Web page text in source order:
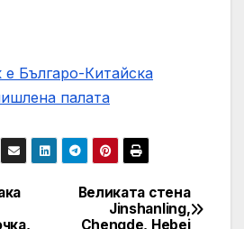
Българо-Китайска
палaта
Великата стена
Jinshanling,
Chengde, Hebei